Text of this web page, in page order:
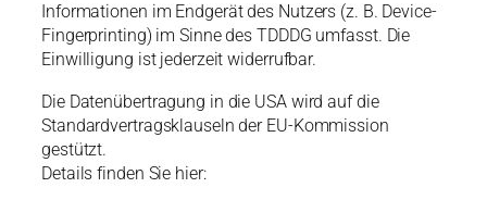
Informationen im Endgerät des Nutzers (z. B. Device-
Fingerprinting) im Sinne des TDDDG umfasst. Die
Einwilligung ist jederzeit widerrufbar.
Die Datenübertragung in die USA wird auf die
Standardvertragsklauseln der EU-Kommission
gestützt.
Details finden Sie hier: